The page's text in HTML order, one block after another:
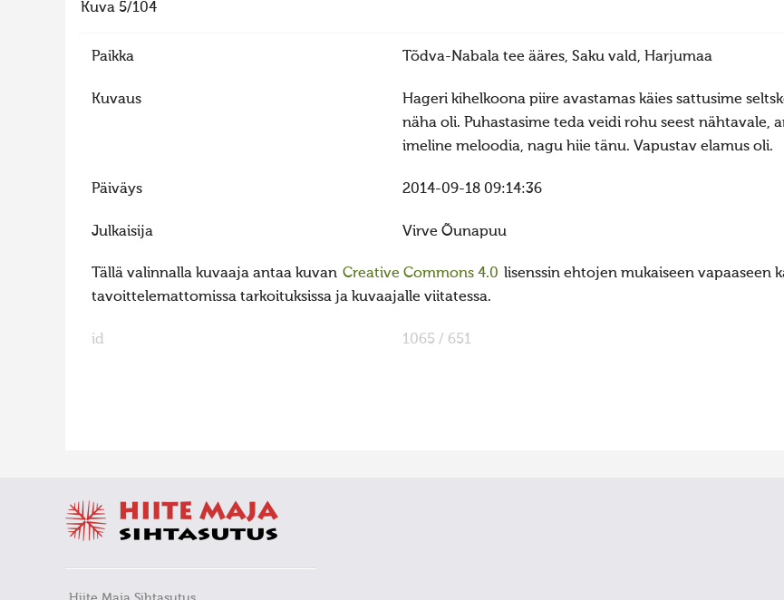
Kuva 5/104
Paikka Tõdva-Nabala tee ääres, Saku vald, Harjumaa
Kuvaus
Hageri kihelkoona piire avastamas käies sattusime
näha oli. Puhastasime teda veidi rohu seest nähtavale,
imeline meloodia, nagu hiie tänu. Vapustav elamus oli.
Päiväys 2014-09-18 09:14:36
Julkaisija Virve Õunapuu
Tällä valinnalla kuvaaja antaa kuvan Creative Commons 4.0 lisenssin ehtojen mukaiseen vapaaseen
tavoittelemattomissa tarkoituksissa ja kuvaajalle viitatessa.
id 1065 / 651